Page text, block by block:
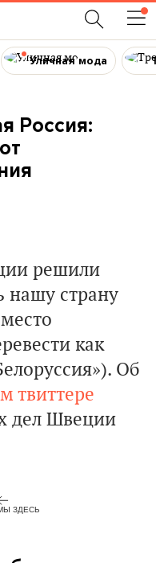
Уличная мода
Россия:
решили
нашу страну
как
Об
твиттере
дел Швеции
ЗДЕСЬ